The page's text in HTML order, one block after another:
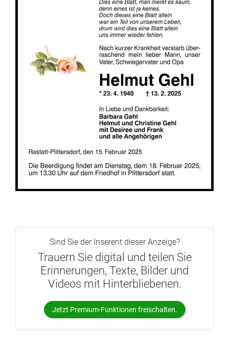
Sind Sie der Inserent dieser Anzeige?
Trauern Sie digital und teilen Sie
Erinnerungen, Texte, Bilder und
Videos mit Hinterbliebenen.
Jetzt Premium-Funktionen freischalten.